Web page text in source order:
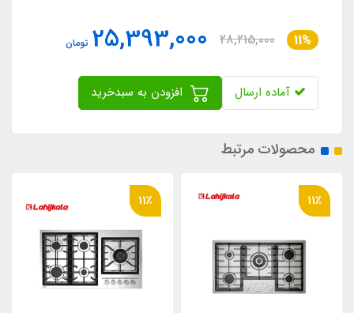
11%
28,215,000
25,393,000 تومان
آماده ارسال
محصولات مرتبط
11٪ 11٪